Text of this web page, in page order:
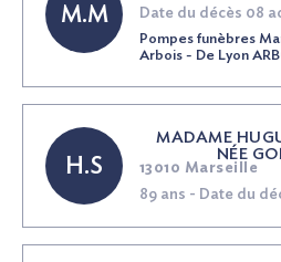
M.M
Date du décès 08
Pompes funèbres
Arbois - De Lyon
H.S
MADAME
NÉE
13010 Marseille
89 ans - Date du